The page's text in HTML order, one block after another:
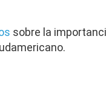
sobre la